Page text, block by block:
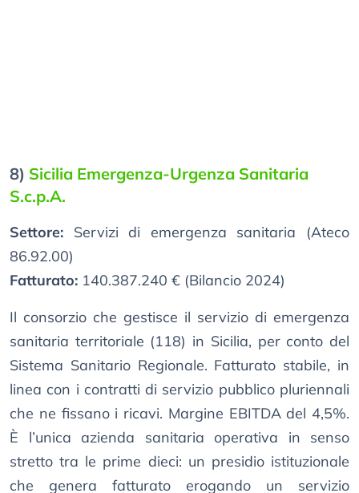
8) Sicilia Emergenza-Urgenza Sanitaria
S.c.p.A.
Settore: Servizi di emergenza sanitaria (Ateco
86.92.00)
Fatturato: 140.387.240 € (Bilancio 2024)
Il consorzio che gestisce il servizio di emergenza
sanitaria territoriale (118) in Sicilia, per conto del
Sistema Sanitario Regionale. Fatturato stabile, in
linea con i contratti di servizio pubblico pluriennali
che ne fissano i ricavi. Margine EBITDA del 4,5%.
È l’unica azienda sanitaria operativa in senso
stretto tra le prime dieci: un presidio istituzionale
che genera fatturato erogando un servizio